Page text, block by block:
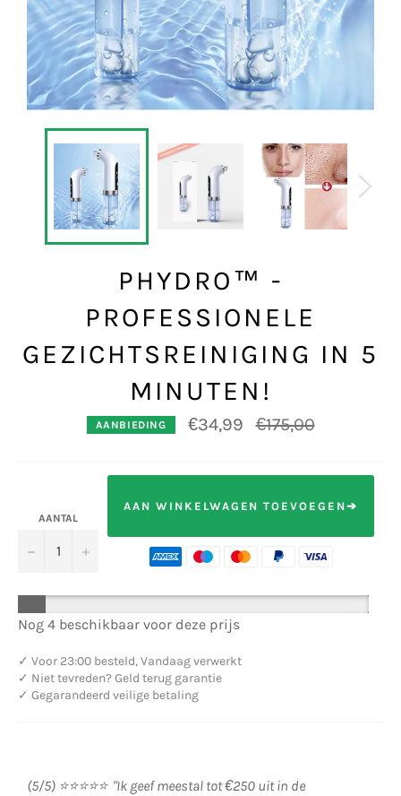
PHYDRO™ -
PROFESSIONELE
GEZICHTSREINIGING IN 5
MINUTEN!
AANBIEDING €34,99
Normale
prijs
€175,00
AANTAL
− +
AAN WINKELWAGEN TOEVOEGEN➔
Nog 4 beschikbaar voor deze prijs
✓ Voor 23:00 besteld, Vandaag verwerkt
✓ Niet tevreden? Geld terug garantie
✓ Gegarandeerd veilige betaling
(5/5) ⭐⭐⭐⭐⭐ "Ik geef meestal tot €250 uit in de